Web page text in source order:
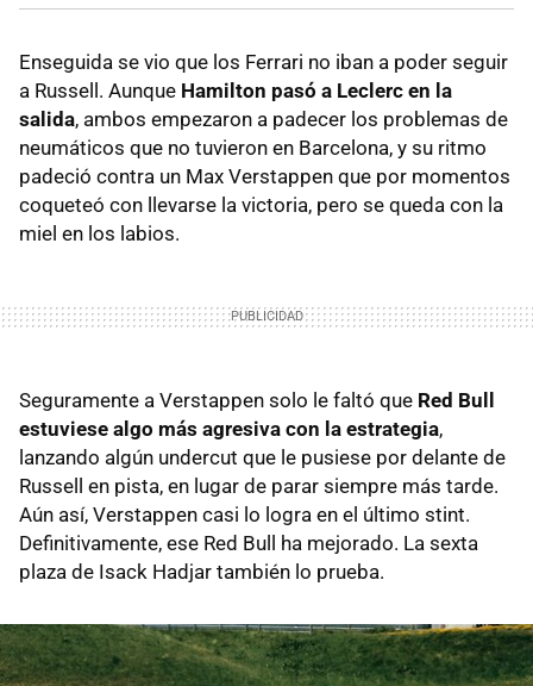
Enseguida se vio que los Ferrari no iban a poder seguir
a Russell. Aunque Hamilton pasó a Leclerc en la
salida, ambos empezaron a padecer los problemas de
neumáticos que no tuvieron en Barcelona, y su ritmo
padeció contra un Max Verstappen que por momentos
coqueteó con llevarse la victoria, pero se queda con la
miel en los labios.
Seguramente a Verstappen solo le faltó que Red Bull
estuviese algo más agresiva con la estrategia,
lanzando algún undercut que le pusiese por delante de
Russell en pista, en lugar de parar siempre más tarde.
Aún así, Verstappen casi lo logra en el último stint.
Definitivamente, ese Red Bull ha mejorado. La sexta
plaza de Isack Hadjar también lo prueba.